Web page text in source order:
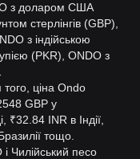
з доларом США
стерлінгів (GBP),
з індійською
(PKR), ONDO з
ціна Ondo
GBP у
₹32.84 INR в Індії,
тощо.
Чилійський песо